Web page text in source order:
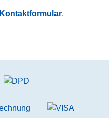
Kontaktformular.